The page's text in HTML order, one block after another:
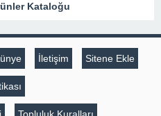
Kataloğu
İletişim Sitene Ekle